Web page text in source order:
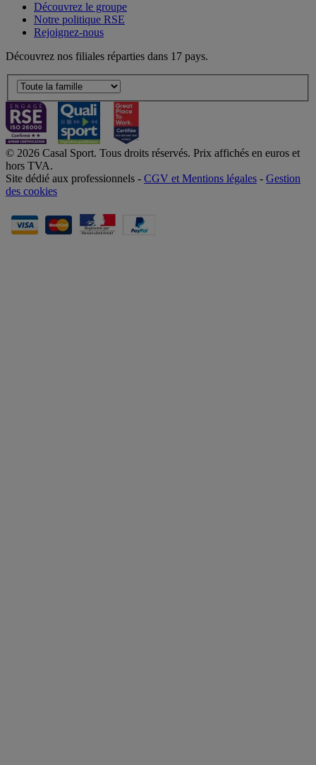
Découvrez le groupe
Notre politique RSE
Rejoignez-nous
Découvrez nos filiales réparties dans 17 pays.
© 2026 Casal Sport. Tous droits réservés. Prix affichés en euros et
hors TVA.
Site dédié aux professionnels - CGV et Mentions légales - Gestion
des cookies